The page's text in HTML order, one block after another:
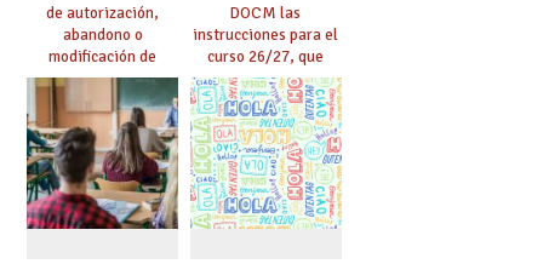
de autorización,
abandono o
modificación de
programas bilingües
o plurilingües. Se
confirma el abandono
de un importante
número de proyectos
en colegios.
DOCM las
instrucciones para el
curso 26/27, que
incluyen, gracias al
Acuerdo firmado por
UGT, la recuperación
de las 18 lectivas en
EEMM y la reducción
de lectivas para
mayores de 55